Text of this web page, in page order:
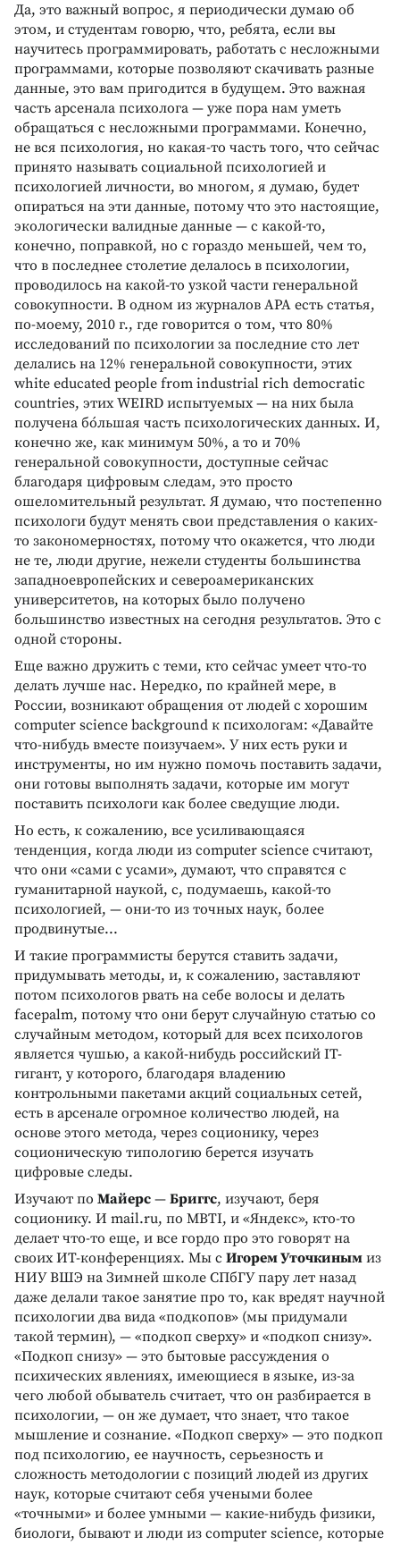
Да, это важный вопрос, я периодически думаю об
этом, и студентам говорю, что, ребята, если вы
научитесь программировать, работать с несложными
программами, которые позволяют скачивать разные
данные, это вам пригодится в будущем. Это важная
часть арсенала психолога — уже пора нам уметь
обращаться с несложными программами. Конечно,
не вся психология, но какая-то часть того, что сейчас
принято называть социальной психологией и
психологией личности, во многом, я думаю, будет
опираться на эти данные, потому что это настоящие,
экологически валидные данные — с какой-то,
конечно, поправкой, но с гораздо меньшей, чем то,
что в последнее столетие делалось в психологии,
проводилось на какой-то узкой части генеральной
совокупности. В одном из журналов АРА есть статья,
по-моему, 2010 г., где говорится о том, что 80%
исследований по психологии за последние сто лет
делались на 12% генеральной совокупности, этих
white educated people from industrial rich democratic
countries, этих WEIRD испытуемых — на них была
получена бо́льшая часть психологических данных. И,
конечно же, как минимум 50%, а то и 70%
генеральной совокупности, доступные сейчас
благодаря цифровым следам, это просто
ошеломительный результат. Я думаю, что постепенно
психологи будут менять свои представления о каких-
то закономерностях, потому что окажется, что люди
не те, люди другие, нежели студенты большинства
западноевропейских и североамериканских
университетов, на которых было получено
большинство известных на сегодня результатов. Это с
одной стороны.
Еще важно дружить с теми, кто сейчас умеет что-то
делать лучше нас. Нередко, по крайней мере, в
России, возникают обращения от людей с хорошим
computer science background к психологам: «Давайте
что-нибудь вместе поизучаем». У них есть руки и
инструменты, но им нужно помочь поставить задачи,
они готовы выполнять задачи, которые им могут
поставить психологи как более сведущие люди.
Но есть, к сожалению, все усиливающаяся
тенденция, когда люди из computer science считают,
что они «сами с усами», думают, что справятся с
гуманитарной наукой, с, подумаешь, какой-то
психологией, — они-то из точных наук, более
продвинутые...
И такие программисты берутся ставить задачи,
придумывать методы, и, к сожалению, заставляют
потом психологов рвать на себе волосы и делать
facepalm, потому что они берут случайную статью со
случайным методом, который для всех психологов
является чушью, а какой-нибудь российский IT-
гигант, у которого, благодаря владению
контрольными пакетами акций социальных сетей,
есть в арсенале огромное количество людей, на
основе этого метода, через соционику, через
соционическую типологию берется изучать
цифровые следы.
Изучают по Майерс — Бриггс, изучают, беря
соционику. И mail.ru, по MBTI, и «Яндекс», кто-то
делает что-то еще, и все гордо про это говорят на
своих ИТ-конференциях. Мы с Игорем Уточкиным из
НИУ ВШЭ на Зимней школе СПбГУ пару лет назад
даже делали такое занятие про то, как вредят научной
психологии два вида «подкопов» (мы придумали
такой термин), — «подкоп сверху» и «подкоп снизу».
«Подкоп снизу» — это бытовые рассуждения о
психических явлениях, имеющиеся в языке, из-за
чего любой обыватель считает, что он разбирается в
психологии, — он же думает, что знает, что такое
мышление и сознание. «Подкоп сверху» — это подкоп
под психологию, ее научность, серьезность и
сложность методологии с позиций людей из других
наук, которые считают себя учеными более
«точными» и более умными — какие-нибудь физики,
биологи, бывают и люди из computer science, которые